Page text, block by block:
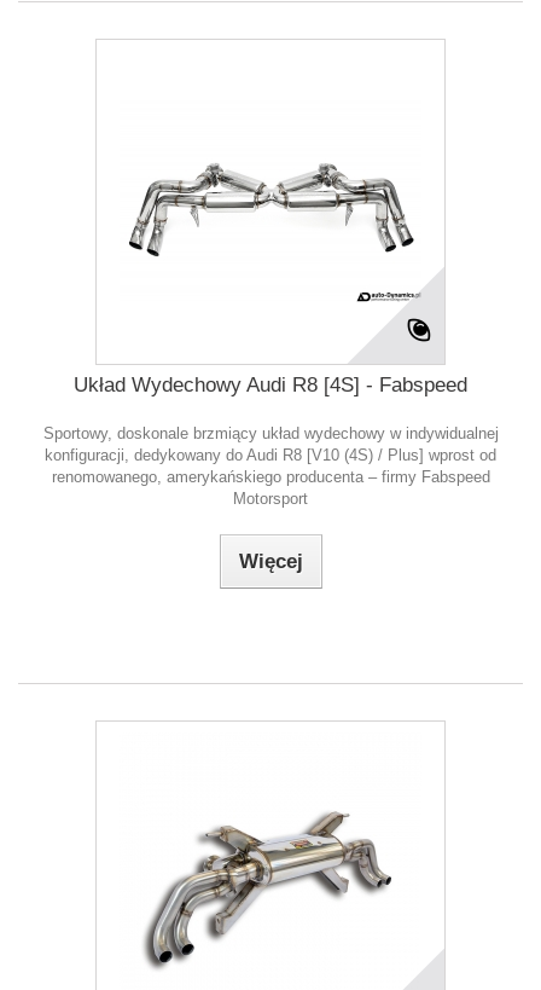
Układ Wydechowy Audi R8 [4S] - Fabspeed
Sportowy, doskonale brzmiący układ wydechowy w indywidualnej
konfiguracji, dedykowany do Audi R8 [V10 (4S) / Plus] wprost od
renomowanego, amerykańskiego producenta – firmy Fabspeed
Motorsport
Więcej